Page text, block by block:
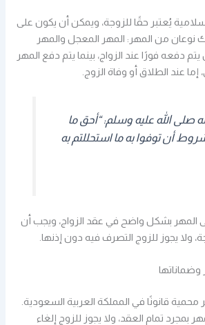
يُعتبر حقًا للزوجة، ويمكن أن يكون على
من المهر: المهر المعجل والمهر
دفعه فورًا عند الزواج، بينما يتم دفع المهر
عند الطلاق أو وفاة الزوج.
صلى الله عليه وسلم: “أحق ما
أن توفوا به ما استحللتم به
المهر بشكل واضح في عقد الزواج، ويجب أن
ولا يجوز للزوج التصرف فيه دون إذنها.
وضماناتها
محمية قانونًا في المملكة العربية السعودية.
بمجرد تمام العقد، ولا يجوز للزوج إلغاء